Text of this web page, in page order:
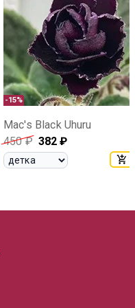
-15%
Mac's Black Uhuru
450₽ 382 ₽